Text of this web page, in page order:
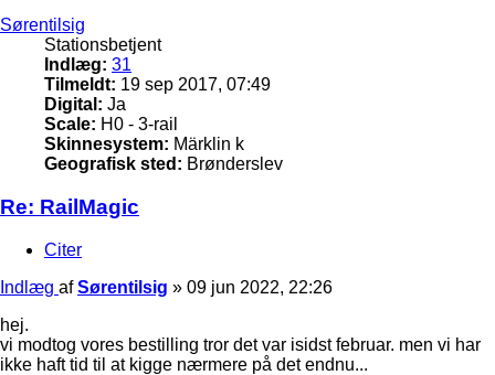
Sørentilsig
Stationsbetjent
Indlæg: 31
Tilmeldt: 19 sep 2017, 07:49
Digital: Ja
Scale: H0 - 3-rail
Skinnesystem: Märklin k
Geografisk sted: Brønderslev
Re: RailMagic
Citer
Indlæg afSørentilsig » 09 jun 2022, 22:26
hej.
vi modtog vores bestilling tror det var isidst februar. men vi har
ikke haft tid til at kigge nærmere på det endnu...